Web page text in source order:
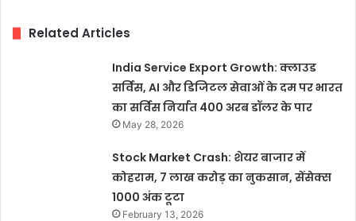
Related Articles
India Service Export Growth: क्लाउड
सर्विस, AI और डिजिटल सेवाओं के दम पर भारत
का सर्विस निर्यात 400 अरब डॉलर के पार
May 28, 2026
Stock Market Crash: शेयर बाजार में
कोहराम, 7 लाख करोड़ का नुकसान, सेंसेक्स
1000 अंक टूटा
February 13, 2026